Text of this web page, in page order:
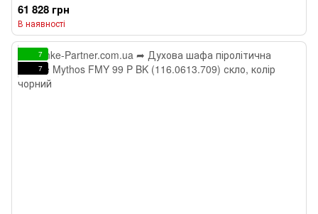
61 828 грн
В наявності
7
7